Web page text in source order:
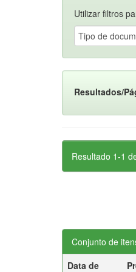
Utilizar filtros
Resultados/
Resultado 1-1
Conjunto de
Data de